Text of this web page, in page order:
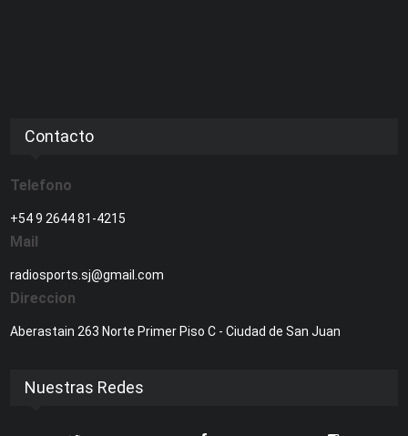
Contacto
Telefono
+54 9 2644 81-4215
Mail
radiosports.sj@gmail.com
Direccion
Aberastain 263 Norte Primer Piso C - Ciudad de San Juan
Nuestras Redes